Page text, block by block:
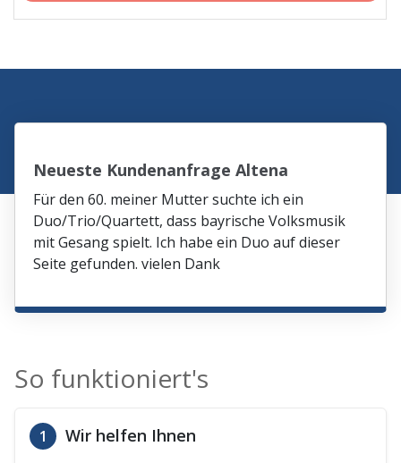
Neueste Kundenanfrage Altena
Für den 60. meiner Mutter suchte ich ein
Duo/Trio/Quartett, dass bayrische Volksmusik
mit Gesang spielt. Ich habe ein Duo auf dieser
Seite gefunden. vielen Dank
So funktioniert's
1 Wir helfen Ihnen